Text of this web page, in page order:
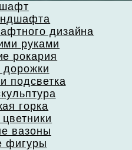
дизайна
руками
рокария
подсветка
горка
вазоны
фигуры